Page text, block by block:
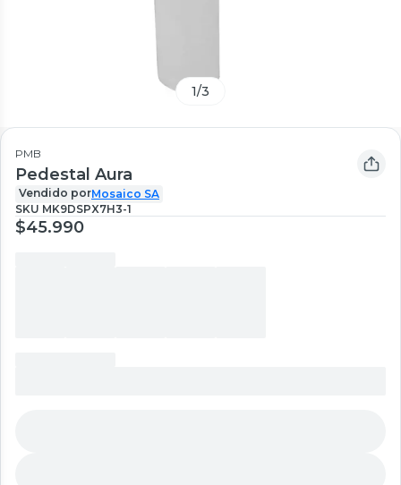
1/3
PMB
Pedestal Aura
Vendido porMosaico SA
SKU MK9DSPX7H3-1
$45.990